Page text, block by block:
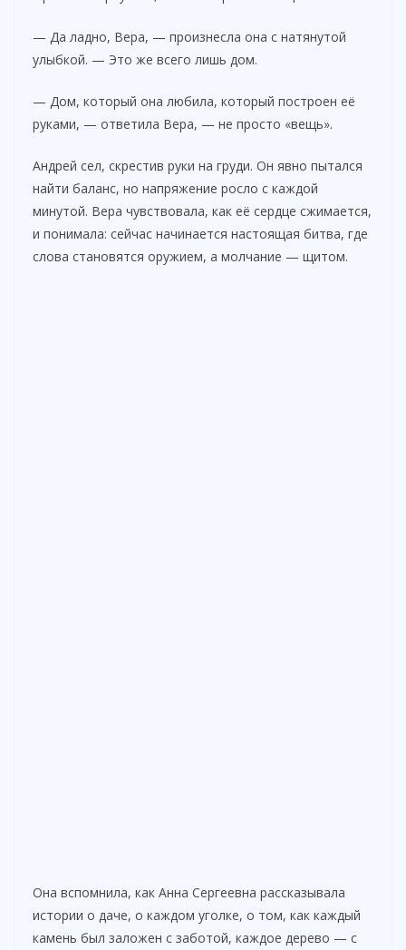
— Да ладно, Вера, — произнесла она с натянутой
улыбкой. — Это же всего лишь дом.
— Дом, который она любила, который построен её
руками, — ответила Вера, — не просто «вещь».
Андрей сел, скрестив руки на груди. Он явно пытался
найти баланс, но напряжение росло с каждой
минутой. Вера чувствовала, как её сердце сжимается,
и понимала: сейчас начинается настоящая битва, где
слова становятся оружием, а молчание — щитом.
Она вспомнила, как Анна Сергеевна рассказывала
истории о даче, о каждом уголке, о том, как каждый
камень был заложен с заботой, каждое дерево — с